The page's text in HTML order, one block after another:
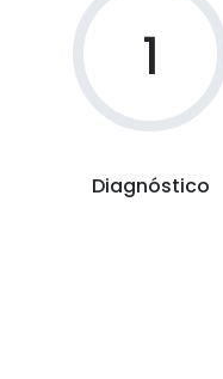
1
Diagnóstico